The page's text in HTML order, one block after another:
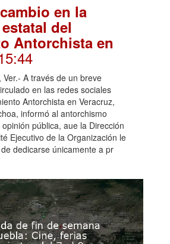
en la
del
Antorchista en
Ver.- A través de un breve
en las redes sociales
Antorchista en Veracruz,
informó al antorchismo
pública, aue la Dirección
Ejecutivo de la Organización le
dedicarse únicamente a pr